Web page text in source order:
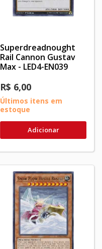
Superdreadnought
Rail Cannon Gustav
Max - LED4-EN039
R$ 6,00
Últimos itens em
estoque
Adicionar